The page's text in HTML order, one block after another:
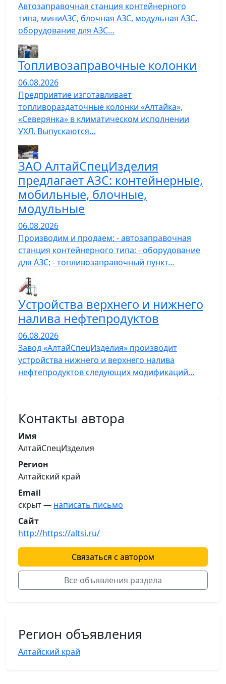
Автозаправочная станция контейнерного
типа, миниАЗС, блочная АЗС, модульная АЗС,
оборудование для АЗС…
Топливозаправочные колонки
06.08.2026
Предприятие изготавливает
топливораздаточные колонки «Алтайка»,
«Северянка» в климатическом исполнении
УХЛ. Выпускаются…
ЗАО АлтайСпецИзделия
предлагает АЗС: контейнерные,
мобильные, блочные,
модульные
06.08.2026
Производим и продаем: - автозаправочная
станция контейнерного типа; - оборудование
для АЗС; - топливозаправочный пункт…
Устройства верхнего и нижнего
налива нефтепродуктов
06.08.2026
Завод «АлтайСпецИзделия» производит
устройства нижнего и верхнего налива
нефтепродуктов следующих модификаций…
Контакты автора
Имя
АлтайСпецИзделия
Регион
Алтайский край
Email
скрыт — написать письмо
Сайт
http://https://altsi.ru/
Связаться с автором
Все объявления раздела
Регион объявления
Алтайский край